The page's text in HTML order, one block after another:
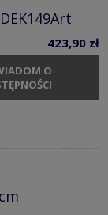
423,90 zł
O